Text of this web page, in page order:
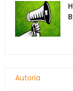
Autoria